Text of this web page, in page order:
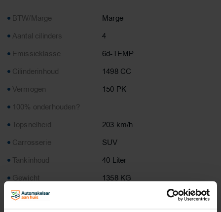
BTW/Marge
Marge
Aantal cilinders
4
Emissieklasse
6d-TEMP
Cilinderinhoud
1498 CC
Vermogen
150 PK
100% onderhouden?
Topsnelheid
203 km/h
Carrosserie
SUV
Tankinhoud
40 Liter
Gewicht
1358 KG
Max. trekgewicht